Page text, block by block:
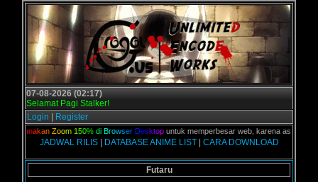
07-08-2026 (02:17)
Selamat Pagi Stalker!
Login
Register
kan Zoom 150 % di Bro wser Desktopuntuk memperbesar web, karena aslinya web
JADWAL RILIS| DATABASE ANIME LIST| CARA DOWNLOAD
Futaru